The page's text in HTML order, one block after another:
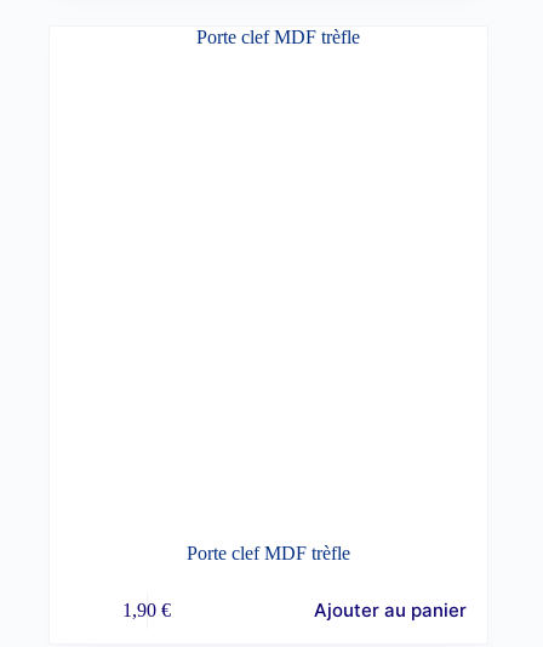
Porte clef MDF trèfle
1,90€ Ajouter au panier